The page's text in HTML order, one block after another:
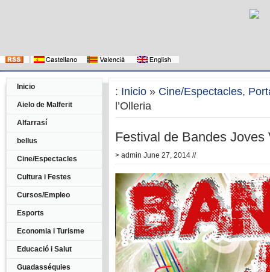
Inicio
Aielo de Malferit
Alfarrasí
bellus
Cine/Espectacles
Cultura i Festes
Cursos/Empleo
Esports
Economia i Turisme
Educació i Salut
Guadasséquies
: Inicio » Cine/Espectacles,
l’Olleria
Festival de Bandes Joves
> admin June 27, 2014 //